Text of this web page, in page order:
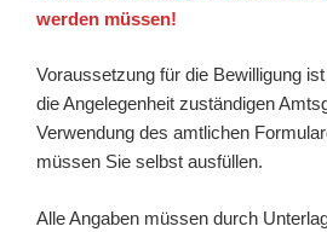
werden müssen!
Voraussetzung für die Bewilligung
die Angelegenheit zuständigen
Verwendung des amtlichen
müssen Sie selbst ausfüllen.
Alle Angaben müssen durch